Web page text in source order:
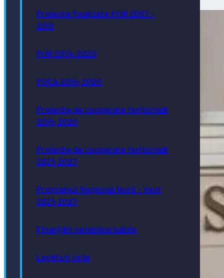
Proiecte finalizate POR 2007 -
2013
POR 2014-2020
POCA 2014-2020
Proiecte de cooperare teritorială
2014-2020
Proiecte de cooperare teritorială
2021-2027
Programul Regional Nord - Vest
2021-2027
Finanțări nerambursabile
Legături utile